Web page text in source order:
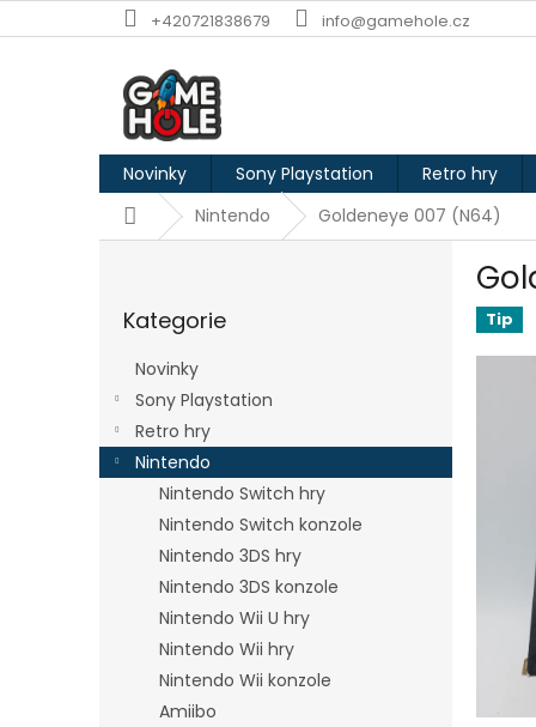
na
+420721838679 info@gamehole.cz
Novinky Sony Playstation Retro hry
DomůNintendo Goldeneye 007 (N64)
kategorie
Kategorie
Novinky
Sony Playstation
Retro hry
Nintendo
Nintendo Switch hry
Nintendo Switch konzole
Nintendo 3DS hry
Nintendo 3DS konzole
Nintendo Wii U hry
Nintendo Wii hry
Nintendo Wii konzole
Amiibo
Tip